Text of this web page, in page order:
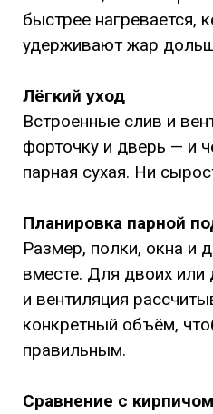
быстрее нагревается,
удерживают жар
Лёгкий уход
Встроенные слив и
форточку и дверь — и
парная сухая. Ни
Планировка парной
Размер, полки, окна и
вместе. Для двоих или
и вентиляция
конкретный объём,
правильным.
Сравнение с